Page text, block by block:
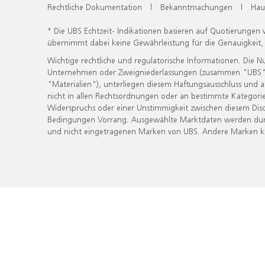
Rechtliche Dokumentation | Bekanntmachungen |
* Die UBS Echtzeit- Indikationen basieren auf
übernimmt dabei keine Gewährleistung für die
Wichtige rechtliche und regulatorische Informationen. Die
Unternehmen oder Zweigniederlassungen (zusammen
"Materialien"), unterliegen diesem Haftungsausschluss
nicht in allen Rechtsordnungen oder an bestimmte
Widerspruchs oder einer Unstimmigkeit zwischen diesem
Bedingungen Vorrang. Ausgewählte Marktdaten werden
und nicht eingetragenen Marken von UBS. Andere Marken